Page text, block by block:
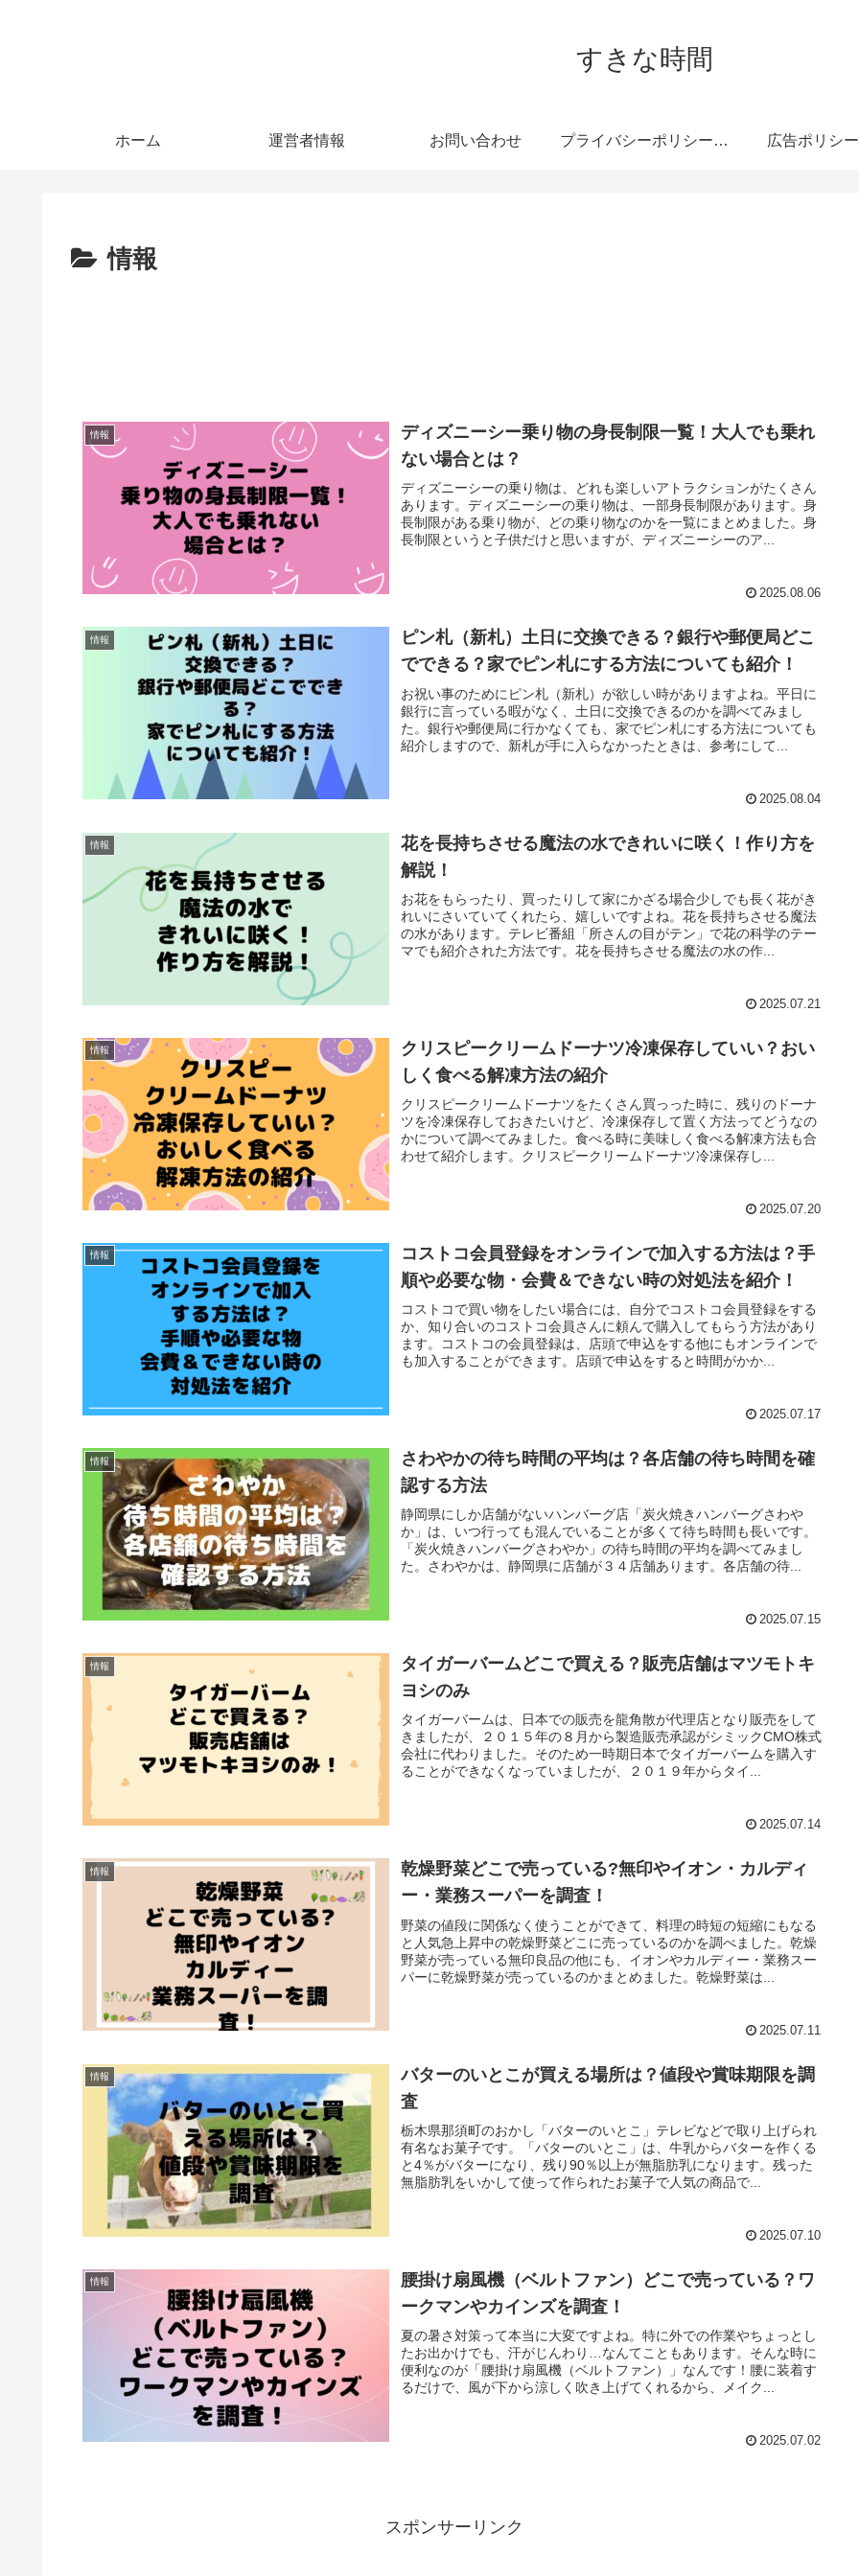
すきな時間
ホーム 運営者情報 お問い合わせ プライバシーポリシー・免責事項 広告ポリシー
情報
情報
ディズニーシー乗り物の身長制限一覧！大人でも乗れ
ない場合とは？
ディズニーシーの乗り物は、どれも楽しいアトラクションがたくさん
あります。ディズニーシーの乗り物は、一部身長制限があります。身
長制限がある乗り物が、どの乗り物なのかを一覧にまとめました。身
長制限というと子供だけと思いますが、ディズニーシーのア...
2025.08.06
情報
ピン札（新札）土日に交換できる？銀行や郵便局どこ
でできる？家でピン札にする方法についても紹介！
お祝い事のためにピン札（新札）が欲しい時がありますよね。平日に
銀行に言っている暇がなく、土日に交換できるのかを調べてみまし
た。銀行や郵便局に行かなくても、家でピン札にする方法についても
紹介しますので、新札が手に入らなかったときは、参考にして...
2025.08.04
情報
花を長持ちさせる魔法の水できれいに咲く！作り方を
解説！
お花をもらったり、買ったりして家にかざる場合少しでも長く花がき
れいにさいていてくれたら、嬉しいですよね。花を長持ちさせる魔法
の水があります。テレビ番組「所さんの目がテン」で花の科学のテー
マでも紹介された方法です。花を長持ちさせる魔法の水の作...
2025.07.21
情報
クリスピークリームドーナツ冷凍保存していい？おい
しく食べる解凍方法の紹介
クリスピークリームドーナツをたくさん買っった時に、残りのドーナ
ツを冷凍保存しておきたいけど、冷凍保存して置く方法ってどうなの
かについて調べてみました。食べる時に美味しく食べる解凍方法も合
わせて紹介します。クリスピークリームドーナツ冷凍保存し...
2025.07.20
情報
コストコ会員登録をオンラインで加入する方法は？手
順や必要な物・会費＆できない時の対処法を紹介！
コストコで買い物をしたい場合には、自分でコストコ会員登録をする
か、知り合いのコストコ会員さんに頼んで購入してもらう方法があり
ます。コストコの会員登録は、店頭で申込をする他にもオンラインで
も加入することができます。店頭で申込をすると時間がかか...
2025.07.17
情報
さわやかの待ち時間の平均は？各店舗の待ち時間を確
認する方法
静岡県にしか店舗がないハンバーグ店「炭火焼きハンバーグさわや
か」は、いつ行っても混んでいることが多くて待ち時間も長いです。
「炭火焼きハンバーグさわやか」の待ち時間の平均を調べてみまし
た。さわやかは、静岡県に店舗が３４店舗あります。各店舗の待...
2025.07.15
情報
タイガーバームどこで買える？販売店舗はマツモトキ
ヨシのみ
タイガーバームは、日本での販売を龍角散が代理店となり販売をして
きましたが、２０１５年の８月から製造販売承認がシミックCMO株式
会社に代わりました。そのため一時期日本でタイガーバームを購入す
ることができなくなっていましたが、２０１９年からタイ...
2025.07.14
情報
乾燥野菜どこで売っている?無印やイオン・カルディ
ー・業務スーパーを調査！
野菜の値段に関係なく使うことができて、料理の時短の短縮にもなる
と人気急上昇中の乾燥野菜どこに売っているのかを調べました。乾燥
野菜が売っている無印良品の他にも、イオンやカルディー・業務スー
パーに乾燥野菜が売っているのかまとめました。乾燥野菜は...
2025.07.11
情報
バターのいとこが買える場所は？値段や賞味期限を調
査
栃木県那須町のおかし「バターのいとこ」テレビなどで取り上げられ
有名なお菓子です。「バターのいとこ」は、牛乳からバターを作くる
と4％がバターになり、残り90％以上が無脂肪乳になります。残った
無脂肪乳をいかして使って作られたお菓子で人気の商品で...
2025.07.10
情報
腰掛け扇風機（ベルトファン）どこで売っている？ワ
ークマンやカインズを調査！
夏の暑さ対策って本当に大変ですよね。特に外での作業やちょっとし
たお出かけでも、汗がじんわり…なんてこともあります。そんな時に
便利なのが「腰掛け扇風機（ベルトファン）」なんです！腰に装着す
るだけで、風が下から涼しく吹き上げてくれるから、メイク...
2025.07.02
スポンサーリンク